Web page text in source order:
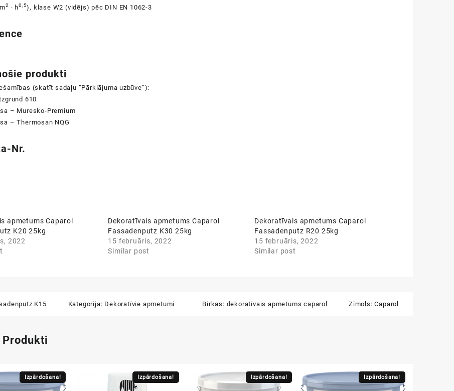
2 · h0,5), klase W2 (vidējs) pēc DIN EN 1062-3
produkti
(skatīt sadaļu “Pārklājuma uzbūve”):
610
– Muresko-Premium
– Thermosan NQG
Nr.
apmetums Caparol
K20 25kg
2022
Dekoratīvais apmetums Caparol
Fassadenputz K30 25kg
15 februāris, 2022
Similar post
Dekoratīvais apmetums Caparol
Fassadenputz R20 25kg
15 februāris, 2022
Similar post
K15 Kategorija: Dekoratīvie apmetumi Birkas: dekoratīvais apmetums caparol Zīmols:Caparol
Izpārdošana! Izpārdošana! Izpārdošana! Izpārdošana!